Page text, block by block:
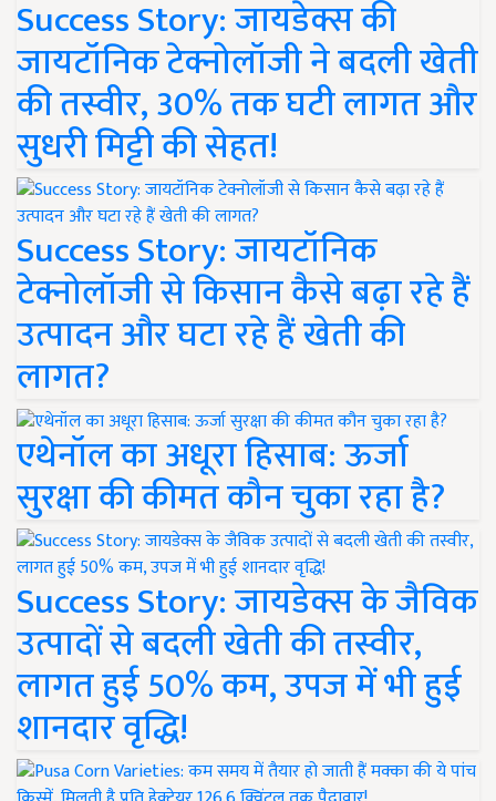
Success Story: जायडेक्स की
जायटॉनिक टेक्नोलॉजी ने बदली खेती
की तस्वीर, 30% तक घटी लागत और
सुधरी मिट्टी की सेहत!
Success Story: जायटॉनिक
टेक्नोलॉजी से किसान कैसे बढ़ा रहे हैं
उत्पादन और घटा रहे हैं खेती की
लागत?
एथेनॉल का अधूरा हिसाब: ऊर्जा
सुरक्षा की कीमत कौन चुका रहा है?
Success Story: जायडेक्स के जैविक
उत्पादों से बदली खेती की तस्वीर,
लागत हुई 50% कम, उपज में भी हुई
शानदार वृद्धि!